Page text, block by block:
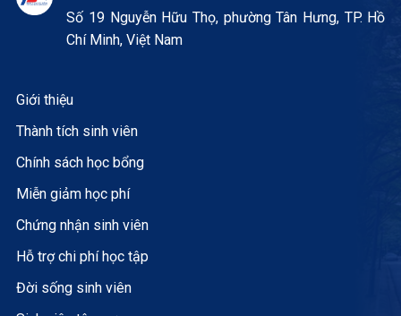
Số 19 Nguyễn Hữu Thọ, phường Tân Hưng, TP. Hồ
Chí Minh, Việt Nam
Giới thiệu
Thành tích sinh viên
Chính sách học bổng
Miễn giảm học phí
Chứng nhận sinh viên
Hỗ trợ chi phí học tập
Đời sống sinh viên